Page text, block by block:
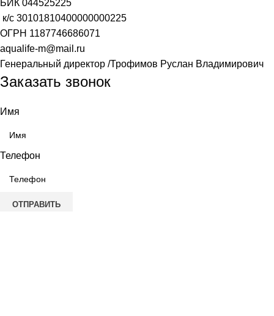
БИК 044525225
к/с 30101810400000000225
ОГРН 1187746686071
aqualife-m@mail.ru
Генеральный директор /Трофимов Руслан Владимирович
Заказать звонок
Имя
Телефон
ОТПРАВИТЬ